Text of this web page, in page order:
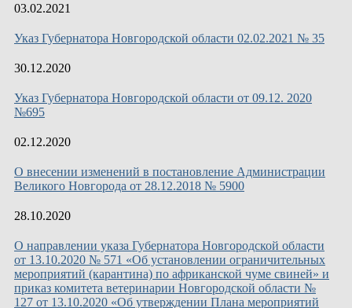
03.02.2021
Указ Губернатора Новгородской области 02.02.2021 № 35
30.12.2020
Указ Губернатора Новгородской области от 09.12. 2020
№695
02.12.2020
О внесении изменений в постановление Администрации
Великого Новгорода от 28.12.2018 № 5900
28.10.2020
О направлении указа Губернатора Новгородской области
от 13.10.2020 № 571 «Об установлении ограничительных
мероприятий (карантина) по африканской чуме свиней» и
приказ комитета ветеринарии Новгородской области №
127 от 13.10.2020 «Об утверждении Плана мероприятий